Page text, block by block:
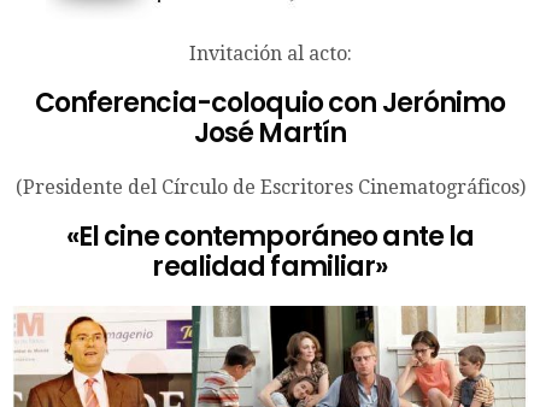
Invitación al acto:
Conferencia-coloquio con Jerónimo
José Martín
(Presidente del Círculo de Escritores Cinematográficos)
«El cine contemporáneo ante la
realidad familiar»